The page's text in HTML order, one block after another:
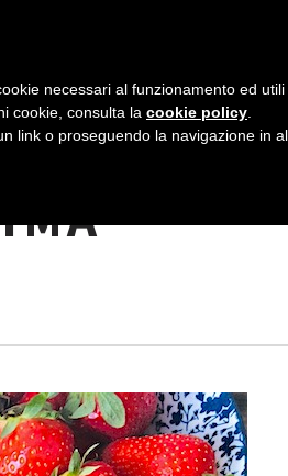
necessari al funzionamento ed
cookie, consulta la cookie policy
link o proseguendo la navigazione in